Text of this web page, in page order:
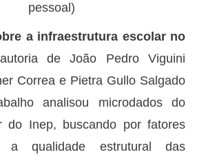
pessoal)
a infraestrutura escolar no
de João Pedro Viguini
Correa e Pietra Gullo Salgado
analisou microdados do
do Inep, buscando por fatores
a qualidade estrutural das